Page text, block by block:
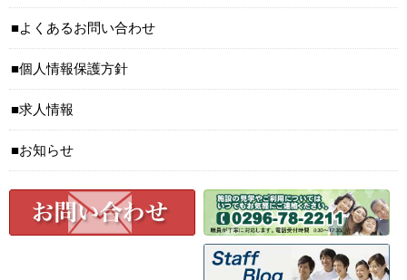
よくあるお問い合わせ
個人情報保護方針
求人情報
お知らせ